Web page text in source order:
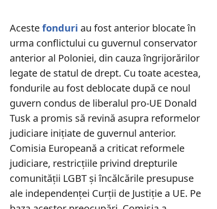
Acestefonduri au fost anterior blocate în
urma conflictului cu guvernul conservator
anterior al Poloniei, din cauza îngrijorărilor
legate de statul de drept. Cu toate acestea,
fondurile au fost deblocate după ce noul
guvern condus de liberalul pro-UE Donald
Tusk a promis să revină asupra reformelor
judiciare inițiate de guvernul anterior.
Comisia Europeană a criticat reformele
judiciare, restricțiile privind drepturile
comunității LGBT și încălcările presupuse
ale independenței Curții de Justiție a UE. Pe